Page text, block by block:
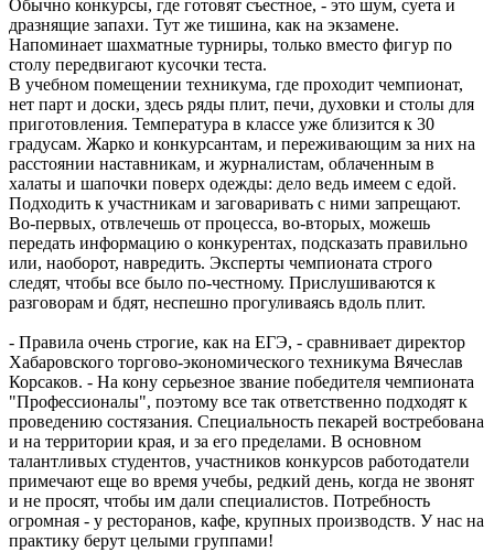
Обычно конкурсы, где готовят съестное, - это шум, суета и
дразнящие запахи. Тут же тишина, как на экзамене.
Напоминает шахматные турниры, только вместо фигур по
столу передвигают кусочки теста.
В учебном помещении техникума, где проходит чемпионат,
нет парт и доски, здесь ряды плит, печи, духовки и столы для
приготовления. Температура в классе уже близится к 30
градусам. Жарко и конкурсантам, и переживающим за них на
расстоянии наставникам, и журналистам, облаченным в
халаты и шапочки поверх одежды: дело ведь имеем с едой.
Подходить к участникам и заговаривать с ними запрещают.
Во-первых, отвлечешь от процесса, во-вторых, можешь
передать информацию о конкурентах, подсказать правильно
или, наоборот, навредить. Эксперты чемпионата строго
следят, чтобы все было по-честному. Прислушиваются к
разговорам и бдят, неспешно прогуливаясь вдоль плит.
- Правила очень строгие, как на ЕГЭ, - сравнивает директор
Хабаровского торгово-экономического техникума Вячеслав
Корсаков. - На кону серьезное звание победителя чемпионата
"Профессионалы", поэтому все так ответственно подходят к
проведению состязания. Специальность пекарей востребована
и на территории края, и за его пределами. В основном
талантливых студентов, участников конкурсов работодатели
примечают еще во время учебы, редкий день, когда не звонят
и не просят, чтобы им дали специалистов. Потребность
огромная - у ресторанов, кафе, крупных производств. У нас на
практику берут целыми группами!